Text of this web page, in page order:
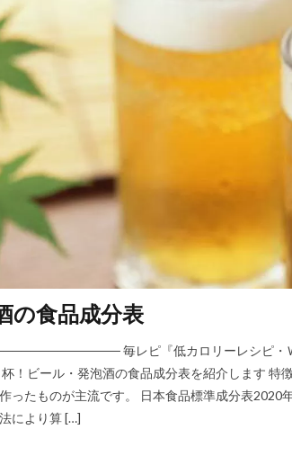
の食品成分表
毎レピ『低カロリーレシピ・Ｗ
！ビール・発泡酒の食品成分表を紹介します 特
ったものが主流です。 日本食品標準成分表2020
により算 […]